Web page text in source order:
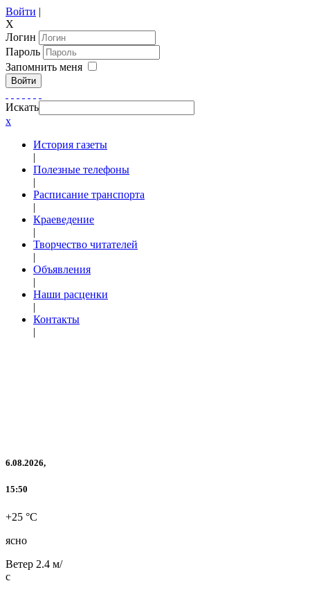
Войти |
X
Логин
Пароль
Запомнить меня
Войти
Искать
x
История газеты
|
Полезные телефоны
|
Расписание транспорта
|
Краеведение
|
Творчество читателей
|
Объявления
|
Наши расценки
|
Контакты
|
6.08.2026,
15:50
+25 °C
ясно
Ветер 2.4 м/
с